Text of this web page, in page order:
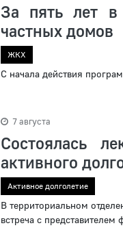
За пять лет в
частных домов
ЖКХ
С начала действия
7 августа
Состоялась
активного
Активное долголетие
В территориальном
встреча с